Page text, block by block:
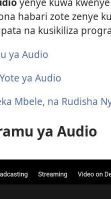
habari zote zenye
na kusikiliza
ya Audio
ya Audio
Mbele, na Rudisha
ya Audio